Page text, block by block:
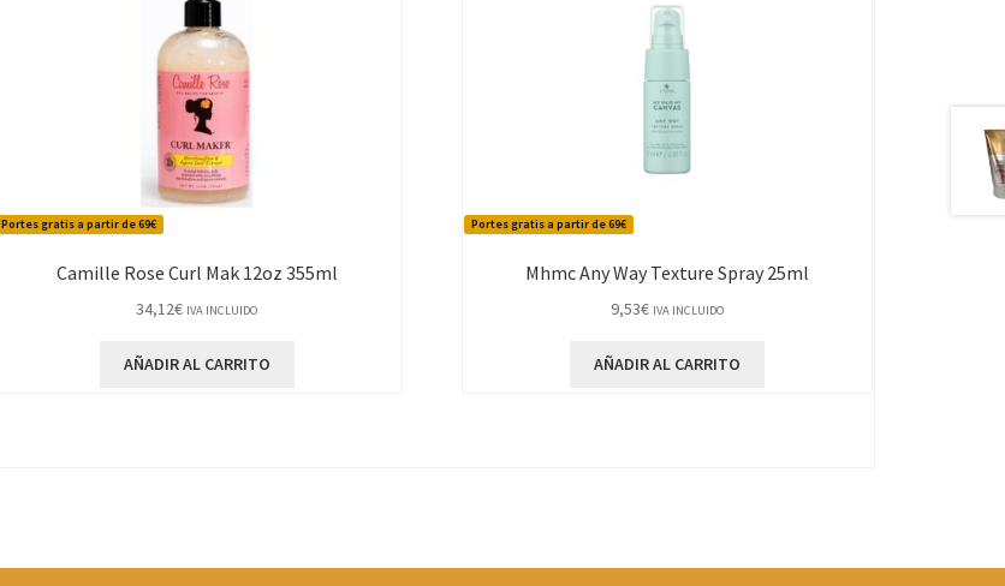
Portes gratis a partir de 69€
Camille Rose Curl Mak 12oz 355ml
34,12€ IVA INCLUIDO
AÑADIR AL CARRITO
Portes gratis a partir de 69€
Mhmc Any Way Texture Spray 25ml
9,53€ IVA INCLUIDO
AÑADIR AL CARRITO